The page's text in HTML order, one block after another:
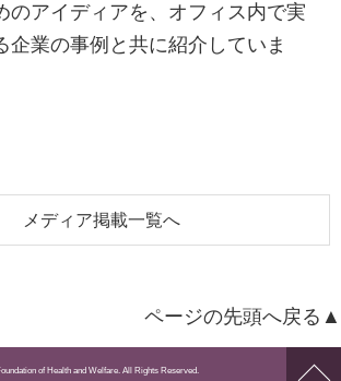
のアイディアを、オフィス内で実
企業の事例と共に紹介していま
メディア掲載一覧へ
ページの先頭へ戻る▲
ペー
of Health and Welfare. All Rights Reserved.